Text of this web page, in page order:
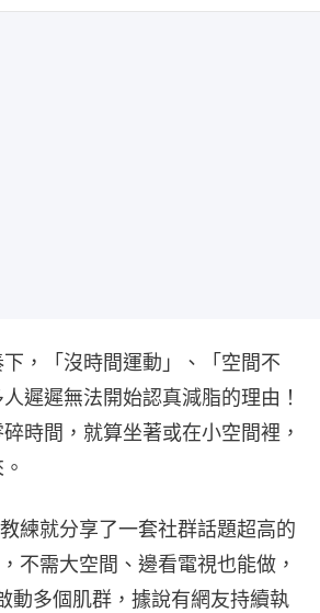
，「沒時間運動」、「空間不
遲遲無法開始認真減脂的理由！
時間，就算坐著或在小空間裡，
練就分享了一套社群話題超高的
不需大空間、邊看電視也能做，
動多個肌群，據說有網友持續執